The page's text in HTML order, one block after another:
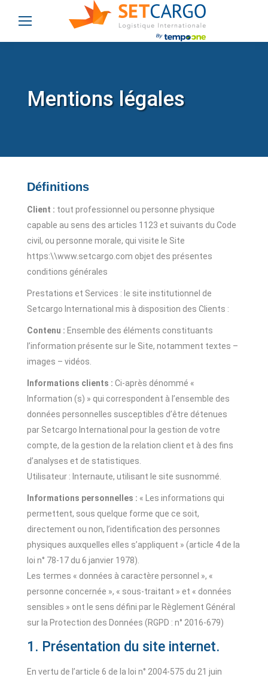
Mentions légales
Définitions
Client : tout professionnel ou personne physique
capable au sens des articles 1123 et suivants du Code
civil, ou personne morale, qui visite le Site
https:\\www.setcargo.com objet des présentes
conditions générales
Prestations et Services : le site institutionnel de
Setcargo International mis à disposition des Clients :
Contenu : Ensemble des éléments constituants
l’information présente sur le Site, notamment textes –
images – vidéos.
Informations clients : Ci-après dénommé «
Information (s) » qui correspondent à l’ensemble des
données personnelles susceptibles d’être détenues
par Setcargo International pour la gestion de votre
compte, de la gestion de la relation client et à des fins
d’analyses et de statistiques.
Utilisateur : Internaute, utilisant le site susnommé.
Informations personnelles : « Les informations qui
permettent, sous quelque forme que ce soit,
directement ou non, l’identification des personnes
physiques auxquelles elles s’appliquent » (article 4 de la
loi n° 78-17 du 6 janvier 1978).
Les termes « données à caractère personnel », «
personne concernée », « sous-traitant » et « données
sensibles » ont le sens défini par le Règlement Général
sur la Protection des Données (RGPD : n° 2016-679)
1. Présentation du site internet.
En vertu de l’article 6 de la loi n° 2004-575 du 21 juin